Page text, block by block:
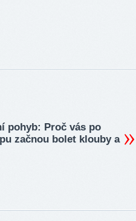
pohyb: Proč vás po
začnou bolet klouby a